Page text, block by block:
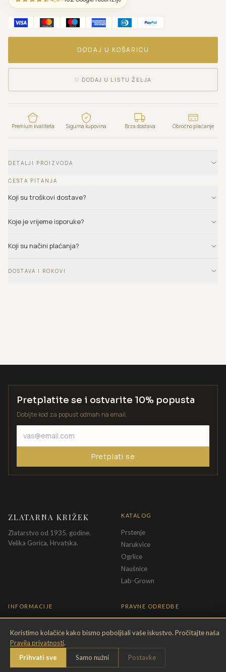
DODAJ U KOŠARICU
♡ DODAJ U LISTU ŽELJA
Premium kvaliteta Sigurna kupovina Brza dostava Obročno plaćanje
DETALJI PROIZVODA
ČESTA PITANJA
Koji su troškovi dostave?
Koje je vrijeme isporuke?
Koji su načini plaćanja?
DOSTAVA I ROKOVI
Koristimo kolačiće kako bismo poboljšali vaše iskustvo. Pročitajte naša
Pravila privatnosti.
Prihvati sve
Samo nužni Postavke
Pretplatite se i ostvarite 10% popusta
Dobijte kod za popust odmah na email.
Pretplati se
ZLATARNA KRIŽEK
Zlatarstvo od 1935. godine.
Velika Gorica, Hrvatska.
KATALOG
Prstenje
Narukvice
Ogrlice
Naušnice
Lab-Grown
INFORMACIJE
Kontakt
Dostava & povrat
Briga o nakitu
PRAVNE ODREDBE
Opći uvjeti
Uvjeti povrata
Promjena veličine